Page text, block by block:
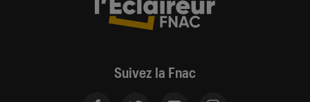
Suivez la Fnac